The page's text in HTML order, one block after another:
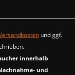
und ggf.
innerhalb
und